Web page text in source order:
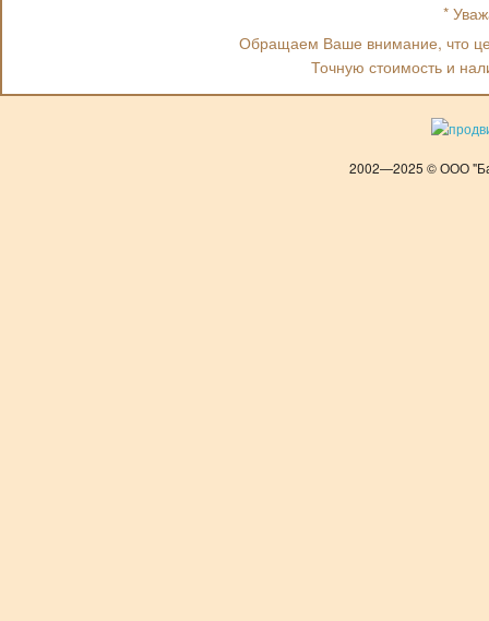
*
Обращаем Ваше внимание, что
Точную стоимость и
2002—2025 © ООО